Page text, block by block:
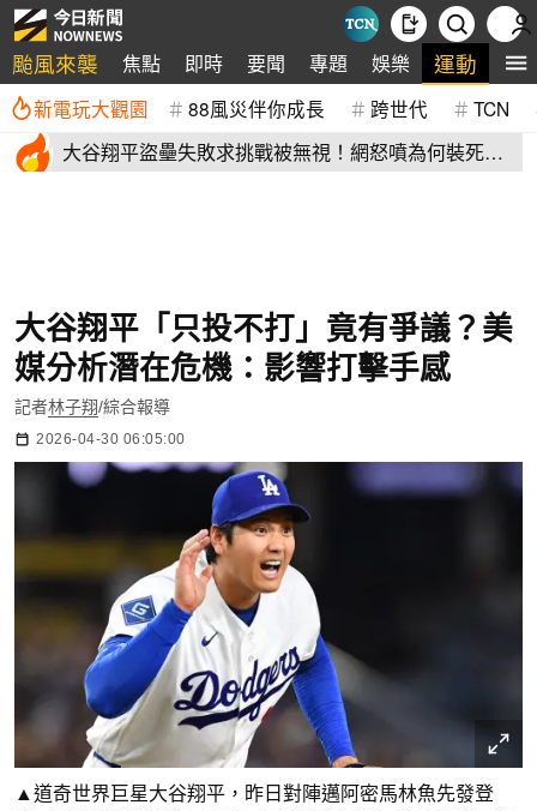
颱風來襲 焦點 即時 要聞 專題 娛樂 運動 全
新電玩大觀園 88風災伴你成長 跨世代 TCN
大谷翔平盜壘失敗求挑戰被無視！網怒噴為何裝死？
大谷翔平「只投不打」竟有爭議？美
媒分析潛在危機：影響打擊手感
記者林子翔/綜合報導
2026-04-30 06:05:00
▲道奇世界巨星大谷翔平，昨日對陣邁阿密馬林魚先發登